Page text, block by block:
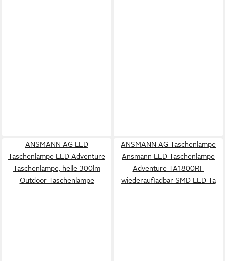
ANSMANN AG LED
Taschenlampe LED Adventure
Taschenlampe, helle 300lm
Outdoor Taschenlampe
ANSMANN AG Taschenlampe
Ansmann LED Taschenlampe
Adventure TA1800RF
wiederaufladbar SMD LED Ta